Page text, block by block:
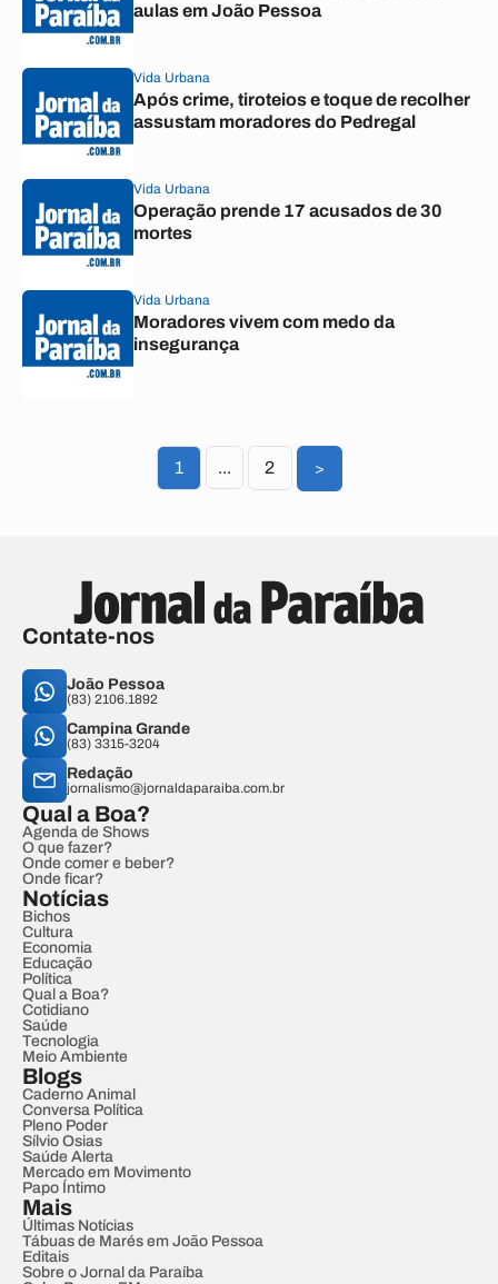
aulas em João Pessoa
Vida Urbana
Após crime, tiroteios e toque de recolher
assustam moradores do Pedregal
Vida Urbana
Operação prende 17 acusados de 30
mortes
Vida Urbana
Moradores vivem com medo da
insegurança
1 ... 2 >
Contate-nos
João Pessoa
(83) 2106.1892
Campina Grande
(83) 3315-3204
Redação
jornalismo@jornaldaparaiba.com.br
Qual a Boa?
Agenda de Shows
O que fazer?
Onde comer e beber?
Onde ficar?
Notícias
Bichos
Cultura
Economia
Educação
Política
Qual a Boa?
Cotidiano
Saúde
Tecnologia
Meio Ambiente
Blogs
Caderno Animal
Conversa Política
Pleno Poder
Sílvio Osias
Saúde Alerta
Mercado em Movimento
Papo Íntimo
Mais
Últimas Notícias
Tábuas de Marés em João Pessoa
Editais
Sobre o Jornal da Paraíba